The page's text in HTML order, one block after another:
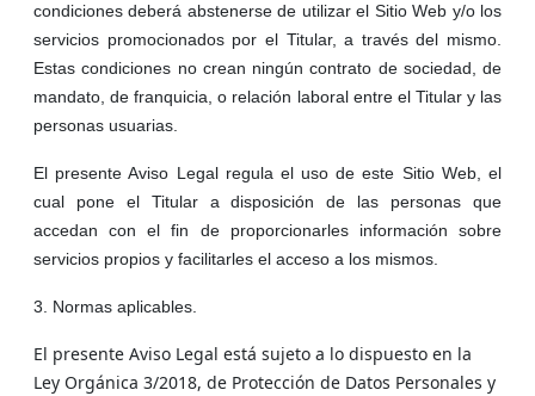
condiciones deberá abstenerse de utilizar el Sitio Web y/o los
servicios promocionados por el Titular, a través del mismo.
Estas condiciones no crean ningún contrato de sociedad, de
mandato, de franquicia, o relación laboral entre el Titular y las
personas usuarias.
El presente Aviso Legal regula el uso de este Sitio Web, el
cual pone el Titular a disposición de las personas que
accedan con el fin de proporcionarles información sobre
servicios propios y facilitarles el acceso a los mismos.
3. Normas aplicables.
El presente Aviso Legal está sujeto a lo dispuesto en la
Ley Orgánica 3/2018, de Protección de Datos Personales y